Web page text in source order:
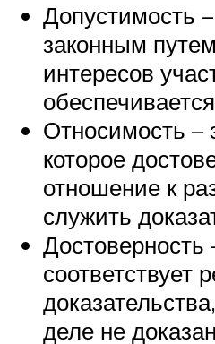
Допустимость
законным
интересов
Относимость –
которое
отношение к
служить
Достоверность
соответствует
деле не